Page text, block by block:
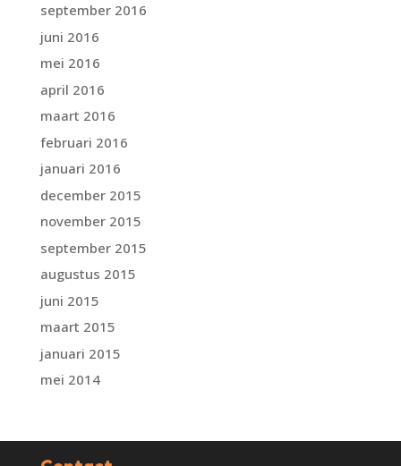
september 2016
juni 2016
mei 2016
april 2016
maart 2016
februari 2016
januari 2016
december 2015
november 2015
september 2015
augustus 2015
juni 2015
maart 2015
januari 2015
mei 2014